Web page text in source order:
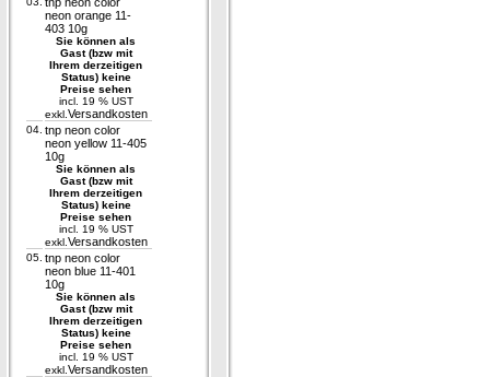
neon orange 11-
403 10g
Sie können als
Gast (bzw mit
Ihrem derzeitigen
Status) keine
Preise sehen
incl. 19 % UST
exkl. Versandkosten
04. tnp neon color
neon yellow 11-405
10g
Sie können als
Gast (bzw mit
Ihrem derzeitigen
Status) keine
Preise sehen
incl. 19 % UST
exkl. Versandkosten
05. tnp neon color
neon blue 11-401
10g
Sie können als
Gast (bzw mit
Ihrem derzeitigen
Status) keine
Preise sehen
incl. 19 % UST
exkl. Versandkosten